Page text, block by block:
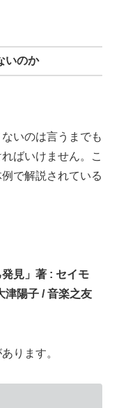
いのか
いのは言うまでも
ばいけません。
こ
で解説されている
見」 著 : セイモ
津陽子 / 音楽之友
ります。